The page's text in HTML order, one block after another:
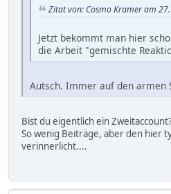
Zitat von: Cosmo Kramer am
Jetzt bekommt man hier
die Arbeit "gemischte
Autsch. Immer auf den armen
Bist du eigentlich ein
So wenig Beiträge, aber den hier
verinnerlicht....